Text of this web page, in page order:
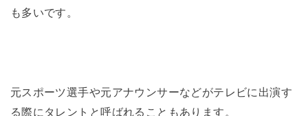
も多いです。
元スポーツ選手や元アナウンサーなどがテレビに出演す
る際にタレントと呼ばれることもあります。